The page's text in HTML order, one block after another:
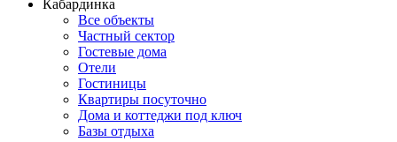
Кабардинка
Все объекты
Частный сектор
Гостевые дома
Отели
Гостиницы
Квартиры посуточно
Дома и коттеджи под ключ
Базы отдыха